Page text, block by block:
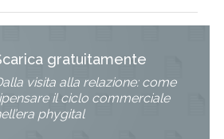
gratuitamente
visita alla relazione: come
il ciclo commerciale
phygital